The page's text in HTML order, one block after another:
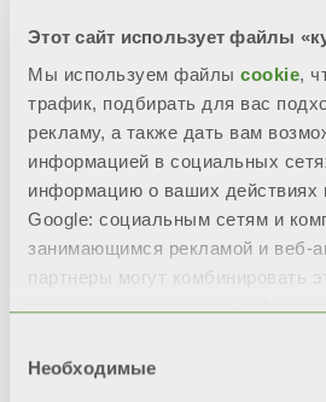
Этот сайт использует файлы
Мы используем файлы cookie,
трафик, подбирать для вас
рекламу, а также дать вам
информацией в социальных
информацию о ваших действиях
Google: социальным сетям и
занимающимся рекламой и веб-
партнеры могут комбинировать
вами их сервисов.
согласия
Необходимые
воздушным
ЖК-дисплей, на
отображается:
подающей линии
температура ГВС на
коды блокировок,